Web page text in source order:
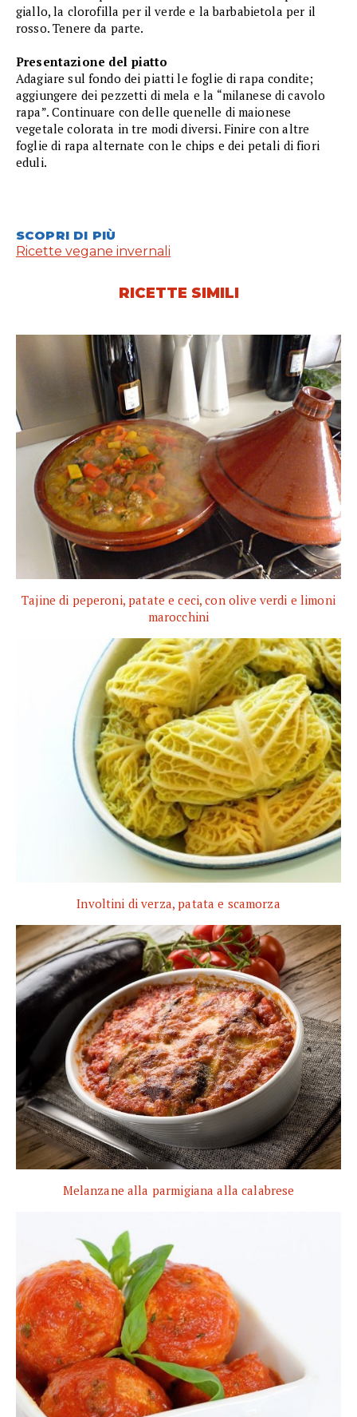
giallo, la clorofilla per il verde e la barbabietola per il
rosso. Tenere da parte.
Presentazione del piatto
Adagiare sul fondo dei piatti le foglie di rapa condite;
aggiungere dei pezzetti di mela e la “milanese di cavolo
rapa”. Continuare con delle quenelle di maionese
vegetale colorata in tre modi diversi. Finire con altre
foglie di rapa alternate con le chips e dei petali di fiori
eduli.
SCOPRI DI PIÙ
Ricette vegane invernali
RICETTE SIMILI
Tajine di peperoni, patate e ceci, con olive verdi e limoni
marocchini
Involtini di verza, patata e scamorza
Melanzane alla parmigiana alla calabrese